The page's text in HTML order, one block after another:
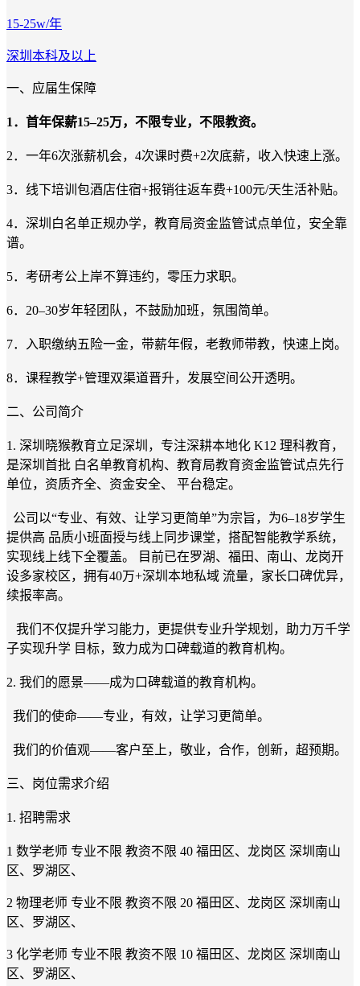
15-25w/年
深圳 本科及以上
一、应届生保障
1．首年保薪15–25万，不限专业，不限教资。
2．一年6次涨薪机会，4次课时费+2次底薪，收入快速上涨。
3．线下培训包酒店住宿+报销往返车费+100元/天生活补贴。
4．深圳白名单正规办学，教育局资金监管试点单位，安全靠
谱。
5．考研考公上岸不算违约，零压力求职。
6．20–30岁年轻团队，不鼓励加班，氛围简单。
7．入职缴纳五险一金，带薪年假，老教师带教，快速上岗。
8．课程教学+管理双渠道晋升，发展空间公开透明。
二、公司简介
1. 深圳晓猴教育立足深圳，专注深耕本地化 K12 理科教育，
是深圳首批 白名单教育机构、教育局教育资金监管试点先行
单位，资质齐全、资金安全、 平台稳定。
公司以“专业、有效、让学习更简单”为宗旨，为6–18岁学生
提供高 品质小班面授与线上同步课堂，搭配智能教学系统，
实现线上线下全覆盖。 目前已在罗湖、福田、南山、龙岗开
设多家校区，拥有40万+深圳本地私域 流量，家长口碑优异，
续报率高。
我们不仅提升学习能力，更提供专业升学规划，助力万千学
子实现升学 目标，致力成为口碑载道的教育机构。
2. 我们的愿景——成为口碑载道的教育机构。
我们的使命——专业，有效，让学习更简单。
我们的价值观——客户至上，敬业，合作，创新，超预期。
三、岗位需求介绍
1. 招聘需求
1 数学老师 专业不限 教资不限 40 福田区、龙岗区 深圳南山
区、罗湖区、
2 物理老师 专业不限 教资不限 20 福田区、龙岗区 深圳南山
区、罗湖区、
3 化学老师 专业不限 教资不限 10 福田区、龙岗区 深圳南山
区、罗湖区、